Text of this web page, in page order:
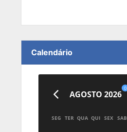
Calendário
AGOSTO 2026
0
SEG TER QUA QUI SEX SAB